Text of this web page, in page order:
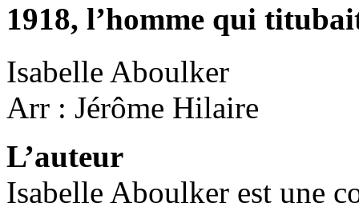
1918, l’homme qui
Isabelle Aboulker
Arr : Jérôme Hilaire
L’auteur
Isabelle Aboulker est une